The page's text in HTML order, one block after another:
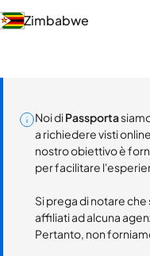
Zimbabwe
Noi diPassporta
a richiedere visti
nostro obiettivo è
per facilitare
Si prega di notare
affiliati ad alcuna
Pertanto, non